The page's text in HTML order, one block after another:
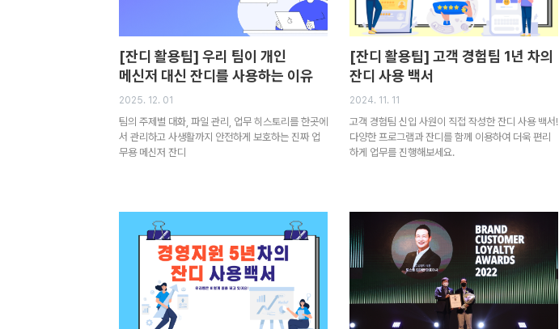
[잔디 활용팁] 우리 팀이 개인
메신저 대신 잔디를 사용하는 이유
2025. 12. 01
팀의 주제별 대화, 파일 관리, 업무 히스토리를 한곳에
서 관리하고 사생활까지 안전하게 보호하는 진짜 업
무용 메신저 잔디
[잔디 활용팁] 고객 경험팀 1년 차의
잔디 사용 백서
2024. 11. 11
고객 경험팀 신입 사원이 직접 작성한 잔디 사용 백서!
다양한 프로그램과 잔디를 함께 이용하여 더욱 편리
하게 업무를 진행해보세요.